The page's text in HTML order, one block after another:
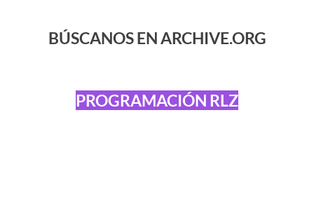
BÚSCANOS EN ARCHIVE.ORG
PROGRAMACIÓN RLZ